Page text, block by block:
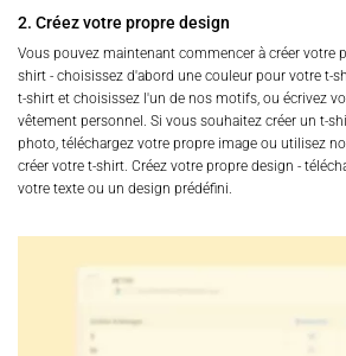
2. Créez votre propre design
Vous pouvez maintenant commencer à créer votre
shirt - choisissez d'abord une couleur pour votre t-
t-shirt et choisissez l'un de nos motifs, ou écrivez
vêtement personnel. Si vous souhaitez créer un t-
photo, téléchargez votre propre image ou utilisez
créer votre t-shirt. Créez votre propre design -
votre texte ou un design prédéfini.